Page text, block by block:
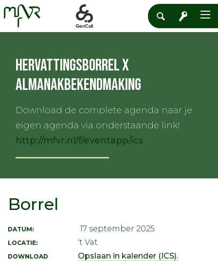
HerVattingsborrel X
Almanakbekendmaking
Download de complete agenda naar je
eigen agenda via onderstaande link!
http://mfvr.nl/f/eventapp/ics
Borrel
DATUM: 17 september 2025
LOCATIE: 't Vat
DOWNLOAD Opslaan in kalender (ICS).